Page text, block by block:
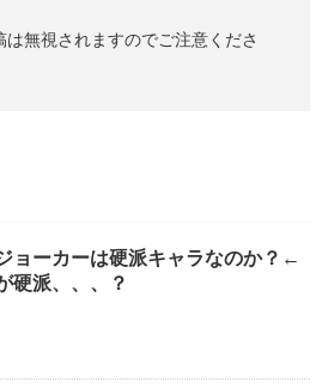
無視されますのでご注意くださ
ョーカーは硬派キャラなのか？←
硬派、、、？